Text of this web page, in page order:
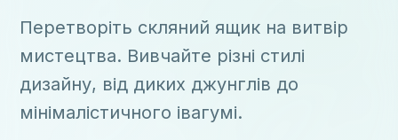
Перетворіть скляний ящик на витвір
мистецтва. Вивчайте різні стилі
дизайну, від диких джунглів до
мінімалістичного івагумі.